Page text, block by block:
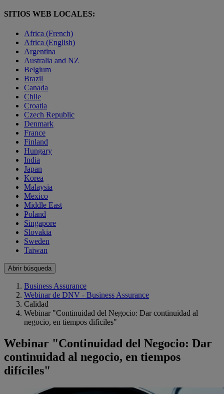
SITIOS WEB LOCALES:
Africa (French)
Africa (English)
Argentina
Australia and NZ
Belgium
Brazil
Canada
Chile
Croatia
Czech Republic
Denmark
France
Finland
Hungary
India
Japan
Korea
Malaysia
Mexico
Middle East
Poland
Singapore
Slovakia
Sweden
Taiwan
Abrir búsqueda
Business Assurance
Webinar de DNV - Business Assurance
Calidad
Webinar "Continuidad del Negocio: Dar continuidad al
negocio, en tiempos difíciles"
Webinar "Continuidad del Negocio: Dar
continuidad al negocio, en tiempos
difíciles"